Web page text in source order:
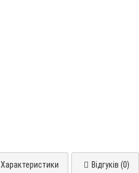
Характеристики Відгуків (0)